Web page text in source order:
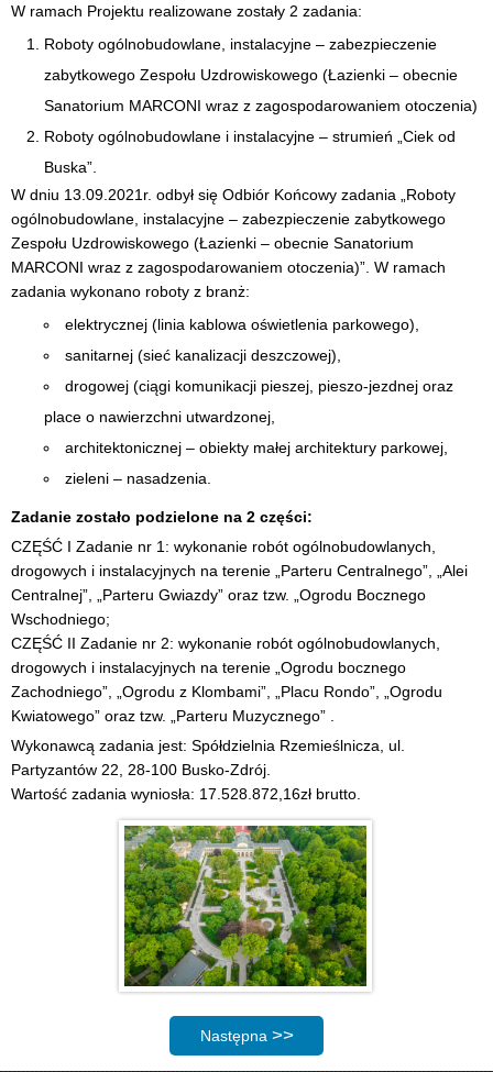
W ramach Projektu realizowane zostały 2 zadania:
Roboty ogólnobudowlane, instalacyjne – zabezpieczenie
zabytkowego Zespołu Uzdrowiskowego (Łazienki – obecnie
Sanatorium MARCONI wraz z zagospodarowaniem otoczenia)
Roboty ogólnobudowlane i instalacyjne – strumień „Ciek od
Buska”.
W dniu 13.09.2021r. odbył się Odbiór Końcowy zadania „Roboty
ogólnobudowlane, instalacyjne – zabezpieczenie zabytkowego
Zespołu Uzdrowiskowego (Łazienki – obecnie Sanatorium
MARCONI wraz z zagospodarowaniem otoczenia)”. W ramach
zadania wykonano roboty z branż:
elektrycznej (linia kablowa oświetlenia parkowego),
sanitarnej (sieć kanalizacji deszczowej),
drogowej (ciągi komunikacji pieszej, pieszo-jezdnej oraz
place o nawierzchni utwardzonej,
architektonicznej – obiekty małej architektury parkowej,
zieleni – nasadzenia.
Zadanie zostało podzielone na 2 części:
CZĘŚĆ I Zadanie nr 1: wykonanie robót ogólnobudowlanych,
drogowych i instalacyjnych na terenie „Parteru Centralnego”, „Alei
Centralnej”, „Parteru Gwiazdy” oraz tzw. „Ogrodu Bocznego
Wschodniego;
CZĘŚĆ II Zadanie nr 2: wykonanie robót ogólnobudowlanych,
drogowych i instalacyjnych na terenie „Ogrodu bocznego
Zachodniego”, „Ogrodu z Klombami”, „Placu Rondo”, „Ogrodu
Kwiatowego” oraz tzw. „Parteru Muzycznego” .
Wykonawcą zadania jest: Spółdzielnia Rzemieślnicza, ul.
Partyzantów 22, 28-100 Busko-Zdrój.
Wartość zadania wyniosła: 17.528.872,16zł brutto.
Następna strona: Park Zdrojowy Busko-
Następna